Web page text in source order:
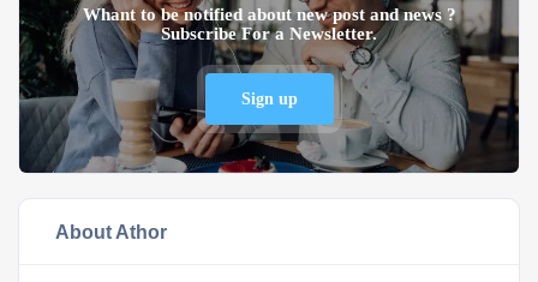
Whant to be notified about new post and news ?
Subscribe For a Newsletter.
Sign up
About Athor